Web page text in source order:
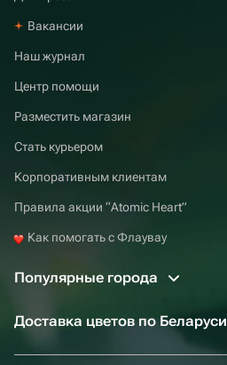
Вакансии
Наш журнал
Центр помощи
Разместить магазин
Стать курьером
Корпоративным клиентам
Правила акции “Atomic Heart”
Как помогать с Флаувау
Популярные города
Доставка цветов по Беларуси